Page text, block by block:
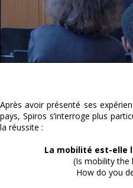
Après avoir présenté ses
pays, Spiros s’interroge plus
la réussite :
La mobilité est-elle
(Is mobility the
How do you